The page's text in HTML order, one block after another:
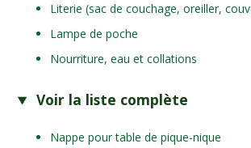
Literie (sac de couchage, oreiller,
Lampe de poche
Nourriture, eau et collations
Voir la liste complète
Nappe pour table de pique-nique